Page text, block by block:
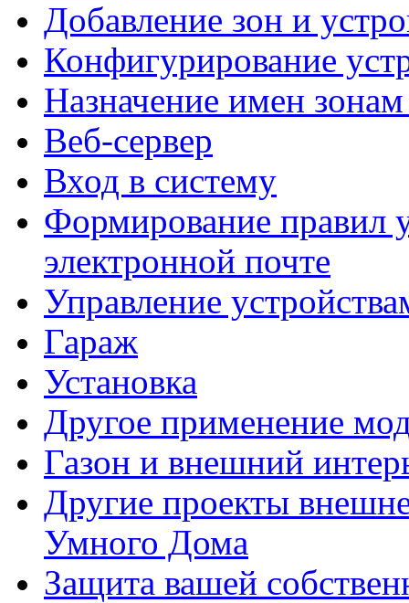
Добавление зон и
Конфигурирование
Назначение имен
Веб-сервер
Вход в систему
Формирование правил
электронной почте
Управление
Гараж
Установка
Другое применение
Газон и внешний
Другие проекты
Умного Дома
Защита вашей